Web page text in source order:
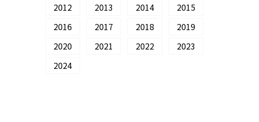
2012
2013 2014
2015
2016
2017 2018
2019
2020
2021 2022
2023
2024